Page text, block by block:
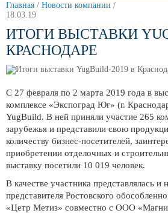
Главная / Новости компании /
18.03.19
ИТОГИ ВЫСТАВКИ
КРАСНОДАРЕ
С 27 февраля по 2 марта 2019 года в
комплексе «Экспоград Юг» (г.
YugBuild. В ней приняли участие 265
зарубежья и представили свою
количеству бизнес-посетителей,
приобретении отделочных и
выставку посетили 10 019 человек.
В качестве участника представлялась и
представителя Ростовского
«Цетр Метиз» совместно с ООО